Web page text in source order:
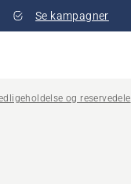
Se kampagner
og reservedele